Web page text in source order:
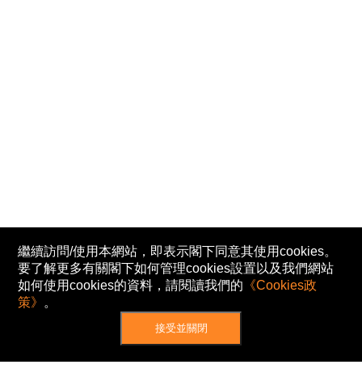
繼續訪問/使用本網站，即表示閣下同意其使用cookies。
要了解更多有關閣下如何管理cookies設置以及我們網站
如何使用cookies的資料，請閱讀我們的 《Cookies政
策》 。
接受並關閉